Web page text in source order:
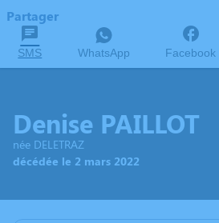
Partager
SMS WhatsApp Facebook
Denise PAILLOT
née DELETRAZ
décédée le 2 mars 2022